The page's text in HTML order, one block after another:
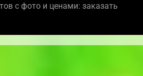
с фото и ценами: заказать